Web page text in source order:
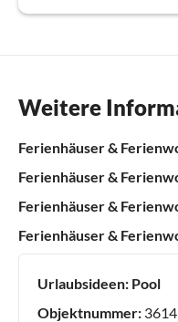
Weitere
Ferienhäuser &
Ferienhäuser &
Ferienhäuser &
Ferienhäuser &
Urlaubsideen: Pool
Objektnummer: